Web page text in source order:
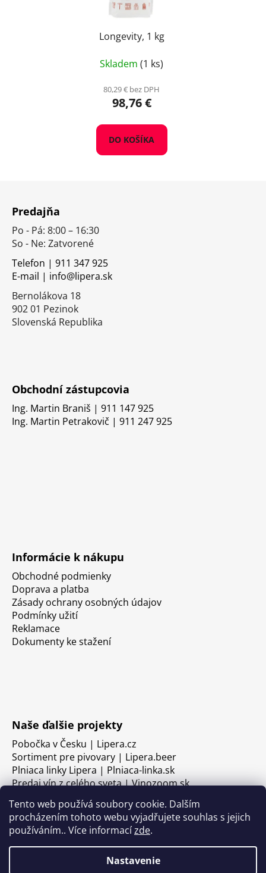
Tento web používá soubory cookie. Dalším
procházením tohoto webu vyjadřujete souhlas s jejich
používáním.. Více informacízde.
Nastavenie
Longevity, 1 kg
Skladem (1 ks)
80,29 € bez DPH
98,76 €
DO KOŠÍKA
Predajňa
Po - Pá: 8:00 – 16:30
So - Ne: Zatvorené
Telefon | 911 347 925
E-mail | info@lipera.sk
Bernolákova 18
902 01 Pezinok
Slovenská Republika
Obchodní zástupcovia
Ing. Martin Braniš | 911 147 925
Ing. Martin Petrakovič | 911 247 925
Informácie k nákupu
Obchodné podmienky
Doprava a platba
Zásady ochrany osobných údajov
Podmínky užití
Reklamace
Dokumenty ke stažení
Naše ďalšie projekty
Pobočka v Česku | Lipera.cz
Sortiment pre pivovary | Lipera.beer
Plniaca linky Lipera | Plniaca-linka.sk
Predaj vín z celého sveta | Vinozoom.sk